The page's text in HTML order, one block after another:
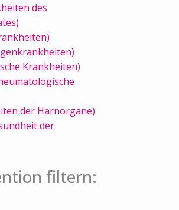
des
Krankheiten)
der Harnorgane)
der
filtern: